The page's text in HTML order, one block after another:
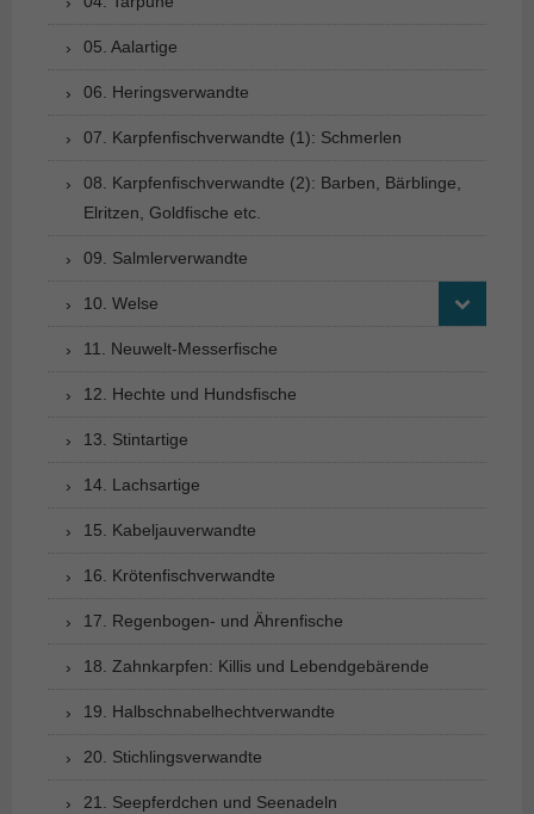
05. Aalartige
06. Heringsverwandte
07. Karpfenfischverwandte (1): Schmerlen
08. Karpfenfischverwandte (2): Barben, Bärblinge,
Elritzen, Goldfische etc.
09. Salmlerverwandte
10. Welse
11. Neuwelt-Messerfische
12. Hechte und Hundsfische
13. Stintartige
14. Lachsartige
15. Kabeljauverwandte
16. Krötenfischverwandte
17. Regenbogen- und Ährenfische
18. Zahnkarpfen: Killis und Lebendgebärende
19. Halbschnabelhechtverwandte
20. Stichlingsverwandte
21. Seepferdchen und Seenadeln